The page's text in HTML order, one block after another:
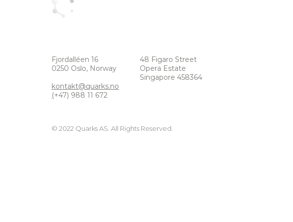
Fjordalléen 16
0250 Oslo, Norway
kontakt@quarks.no
(+47) 988 11 672
48 Figaro Street
Opera Estate
Singapore 458364
© 2022 Quarks AS. All Rights Reserved.